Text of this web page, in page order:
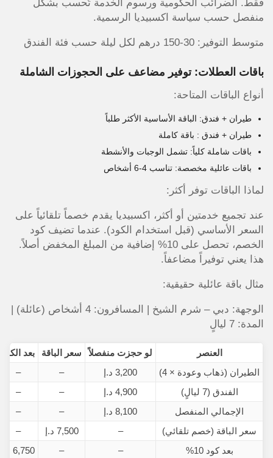
فقط. الضرائب الحكومية ورسوم الخدمة تُحسب بشكل
منفصل حسب سياسة اكسبيديا الرسمية.
متوسط التوفير: 30-150 درهم لكل ليلة حسب فئة الفندق
باقات العطلات: توفير مضاعف على الحجوزات الشاملة
أنواع الباقات المتاحة:
طيران + فندق: الباقة الأساسية الأكثر طلباً
طيران + فندق : باقة كاملة
باقات شاملة كلياً: تشمل الوجبات والأنشطة
باقات عائلية مخصصة: تناسب 4-6 أشخاص
لماذا الباقات توفر أكثر:
عند تجميع خدمتين أو أكثر، اكسبيديا يقدم خصماً تلقائياً على
السعر الأساسي (قبل استخدام الكود). عندما تضيف كود
الخصم، تحصل على 10% إضافية من المبلغ المخفض أصلاً.
هذا يعني توفيراً مضاعفاً.
مثال باقة عائلية حقيقية:
الوجهة: دبي – شرم الشيخ | المسافرون: 4 أشخاص (عائلة) |
المدة: 7 ليالٍ
العنصر لو حجزت منفصلاً سعر الباقة
بعد الكود
الطيران (ذهاب وعودة × 4)
3,200 د.إ –
–
الفندق (7 ليالٍ)
4,900 د.إ –
–
الإجمالي المنفصل
8,100 د.إ –
–
سعر الباقة (خصم تلقائي)
– 7,500 د.إ
–
بعد كود 10%
–
– 6,750 د.إ